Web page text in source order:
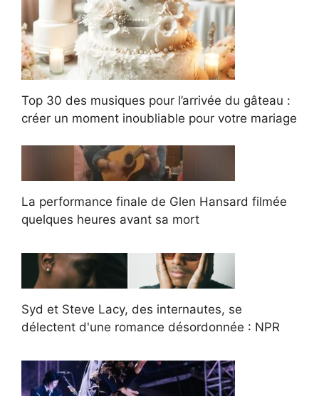
Top 30 des musiques pour l’arrivée du gâteau :
créer un moment inoubliable pour votre mariage
La performance finale de Glen Hansard filmée
quelques heures avant sa mort
Syd et Steve Lacy, des internautes, se
délectent d'une romance désordonnée : NPR